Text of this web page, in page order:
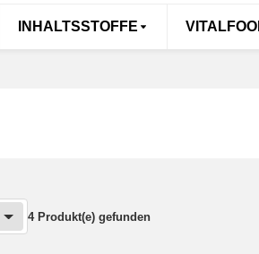
INHALTSSTOFFE
4 Produkt(e) gefunden